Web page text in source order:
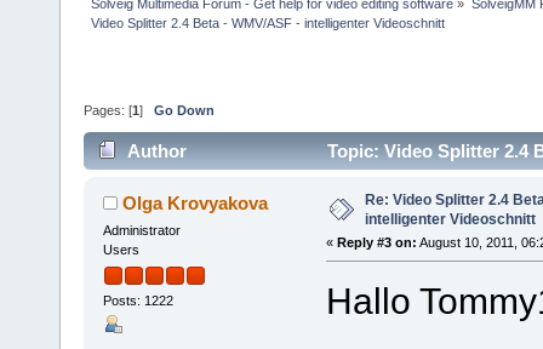
Solveig Multimedia Forum - Get help for video editing software » SolveigMM
Video Splitter 2.4 Beta - WMV/ASF - intelligenter Videoschnitt
Pages: [1 ] Go Down
Author Topic: Video Splitter 2.4
Olga Krovyakova
Administrator
Users
Posts: 1222
Re: Video Splitter 2.4
intelligenter Videoschnitt
« Reply #3 on: August 10, 2011,
Hallo